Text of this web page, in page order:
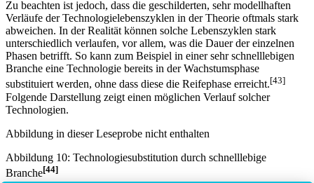
Abbildung in dieser Leseprobe nicht enthalten
Zu beachten ist jedoch, dass die geschilderten, sehr modellhaften
Verläufe der Technologielebenszyklen in der Theorie oftmals stark
abweichen. In der Realität können solche Lebenszyklen stark
unterschiedlich verlaufen, vor allem, was die Dauer der einzelnen
Phasen betrifft. So kann zum Beispiel in einer sehr schnelllebigen
Branche eine Technologie bereits in der Wachstumsphase
substituiert werden, ohne dass diese die Reifephase erreicht.
Technologien.
Abbildung in dieser Leseprobe nicht enthalten